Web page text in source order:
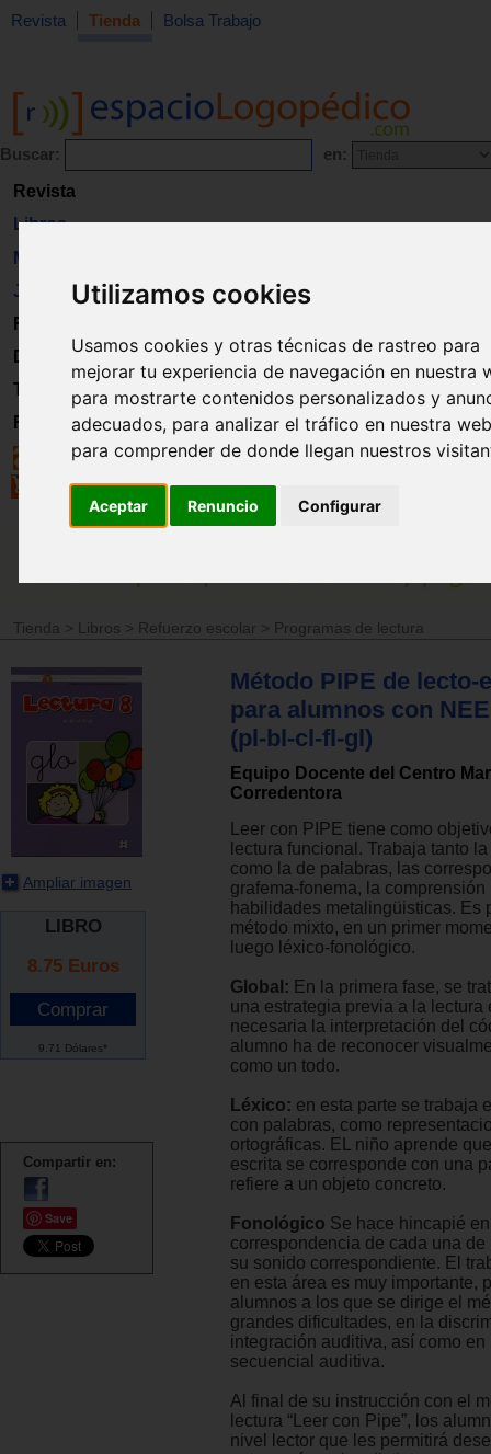
Utilizamos cookies
Usamos cookies y otras técnicas de rastreo para
mejorar tu experiencia de navegación en nuestra
para mostrarte contenidos personalizados y
adecuados, para analizar el tráfico en nuestra
para comprender de donde llegan nuestros
Aceptar Renuncio Configurar
Revista Tienda Bolsa Trabajo
Buscar: en:
Revista
Libros
Material
Juguetes
Formación
Directorio
Trabajo
Registro
Tienda > Libros > Refuerzo escolar > Programas de lectura
Ampliar imagen
LIBRO
8.75 Euros
9.71 Dólares*
Compartir en:
Save
Método PIPE de lecto-
para alumnos con
(pl-bl-cl-fl-gl)
Equipo Docente del Centro
Corredentora
Leer con PIPE tiene como
lectura funcional. Trabaja tanto
como la de palabras, las
grafema-fonema, la comprensión
habilidades metalingüisticas. Es
método mixto, en un primer
luego léxico-fonológico.
Global: En la primera fase, se
una estrategia previa a la lectura
necesaria la interpretación del
alumno ha de reconocer
como un todo.
Léxico: en esta parte se trabaja
con palabras, como
ortográficas. EL niño aprende
escrita se corresponde con una
refiere a un objeto concreto.
Fonológico Se hace hincapié
correspondencia de cada una de
su sonido correspondiente. El
en esta área es muy importante,
alumnos a los que se dirige el
grandes dificultades, en la
integración auditiva, así como en
secuencial auditiva.
Al final de su instrucción con el
lectura “Leer con Pipe”, los
nivel lector que les permitirá